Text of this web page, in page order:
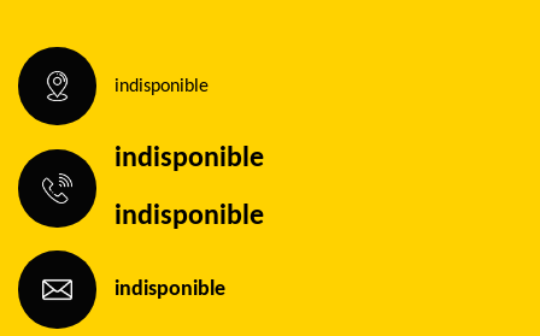
indisponible
indisponible
indisponible
indisponible